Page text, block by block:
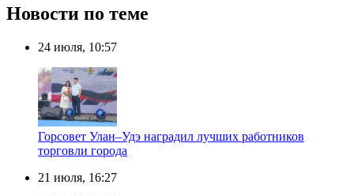
Новости по теме
24 июля, 10:57
Горсовет Улан–Удэ наградил лучших работников
торговли города
21 июля, 16:27